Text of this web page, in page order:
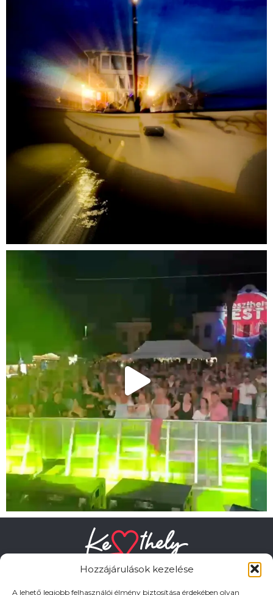
Hozzájárulások kezelése
A lehető legjobb felhasználói élmény biztosítása érdekében olyan